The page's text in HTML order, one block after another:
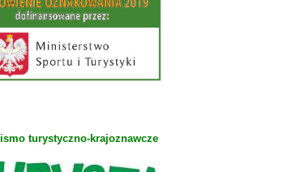
turystyczno-krajoznawcze